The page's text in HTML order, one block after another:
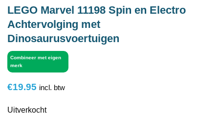
LEGO Marvel 11198 Spin en Electro
Achtervolging met
Dinosaurusvoertuigen
Combineer met eigen
merk
€19.95 incl. btw
Uitverkocht